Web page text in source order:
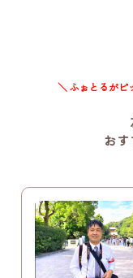
＼ ふぉとるがピ
お